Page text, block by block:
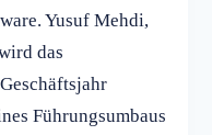
Yusuf Mehdi,
das
Führungsumbaus